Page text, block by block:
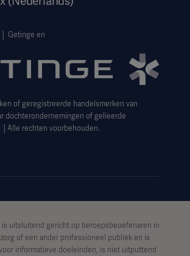
website
voor betrokkenen
Getinge en
of geregistreerde handelsmerken van
dochterondernemingen of gelieerde
rechten voorbehouden.
is uitsluitend gericht op beroepsbeoefenaren in
of een ander professioneel publiek en is
informatieve doeleinden, is niet uitputtend